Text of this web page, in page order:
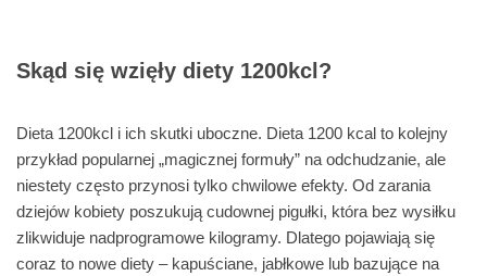
Skąd się wzięły diety 1200kcl?
Dieta 1200kcl i ich skutki uboczne. Dieta 1200 kcal to kolejny
przykład popularnej „magicznej formuły” na odchudzanie, ale
niestety często przynosi tylko chwilowe efekty. Od zarania
dziejów kobiety poszukują cudownej pigułki, która bez wysiłku
zlikwiduje nadprogramowe kilogramy. Dlatego pojawiają się
coraz to nowe diety – kapuściane, jabłkowe lub bazujące na